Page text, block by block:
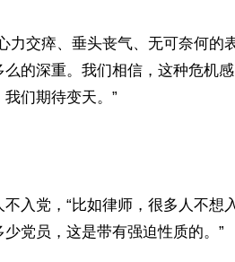
力交瘁、垂头丧气、无可奈何的
的深重。我们相信，这种危机
们期待变天。”
入党，“比如律师，很多人不想
党员，这是带有强迫性质的。”